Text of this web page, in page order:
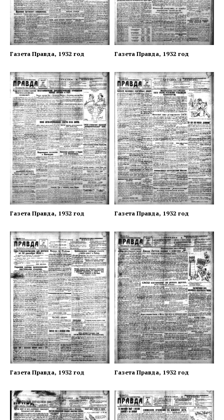
Газета Правда, 1932 год Газета Правда, 1932 год
Газета Правда, 1932 год Газета Правда, 1932 год
Газета Правда, 1932 год Газета Правда, 1932 год